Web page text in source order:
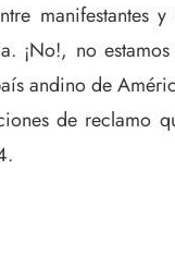
¡No!, no
andino de
de reclamo